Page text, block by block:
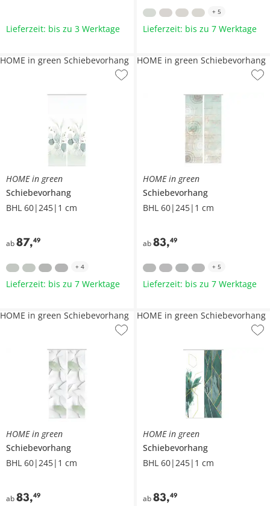
Lieferzeit: bis zu 3 Werktage
+ 5
Lieferzeit: bis zu 7 Werktage
HOME in green
Schiebevorhang
BHL 60|245|1 cm
ab87,49
HOME in green Schiebevorhang
+ 4
Lieferzeit: bis zu 7 Werktage
HOME in green
Schiebevorhang
BHL 60|245|1 cm
ab 83,49
HOME in green Schiebevorhang
+ 5
Lieferzeit: bis zu 7 Werktage
HOME in green
Schiebevorhang
BHL 60|245|1 cm
ab83,49
HOME in green Schiebevorhang
HOME in green
Schiebevorhang
BHL 60|245|1 cm
ab 83,49
HOME in green Schiebevorhang